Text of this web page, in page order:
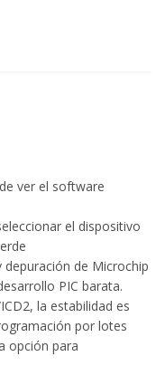
ver el software
el dispositivo
depuración de Microchip
PIC barata.
la estabilidad es
por lotes
opción para